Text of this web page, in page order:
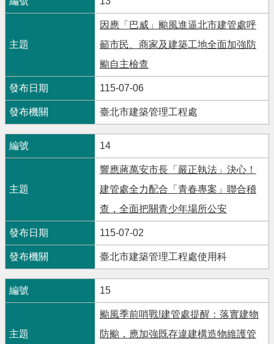
因應「巴威」颱風進逼北市建管處呼
籲市民、商家及建築工地全面加強防
颱自主檢查
115-07-06
臺北市建築管理工程處
14
響應蔣萬安市長「嚴正執法」決心！
建管處全力配合「青春專案」聯合稽
查，全面把關青少年場所公安
115-07-02
臺北市建築管理工程處使用科
15
颱風季前哨戰!建管處提醒：落實建物
防颱，應加強既存違建構造物維護管